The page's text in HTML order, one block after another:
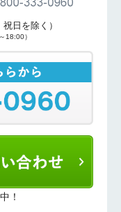
日を除く）
18:00）
！